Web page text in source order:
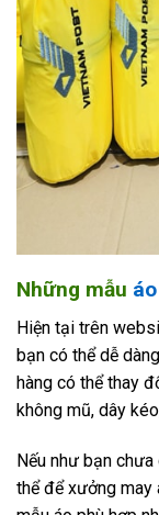
Những mẫu
Hiện tại trên
bạn có thể dễ
hàng có thể thay
không mũ, dây
Nếu như bạn
thể để xưởng may